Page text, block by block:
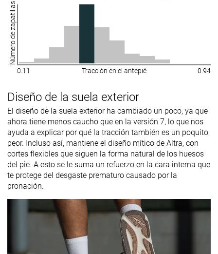
Número de zapatillas
0.11 Tracción en el antepié 0.94
Diseño de la suela exterior
El diseño de la suela exterior ha cambiado un poco, ya que
ahora tiene menos caucho que en la versión 7, lo que nos
ayuda a explicar por qué la tracción también es un poquito
peor. Incluso así, mantiene el diseño mítico de Altra, con
cortes flexibles que siguen la forma natural de los huesos
del pie. A esto se le suma un refuerzo en la cara interna que
te protege del desgaste prematuro causado por la
pronación.